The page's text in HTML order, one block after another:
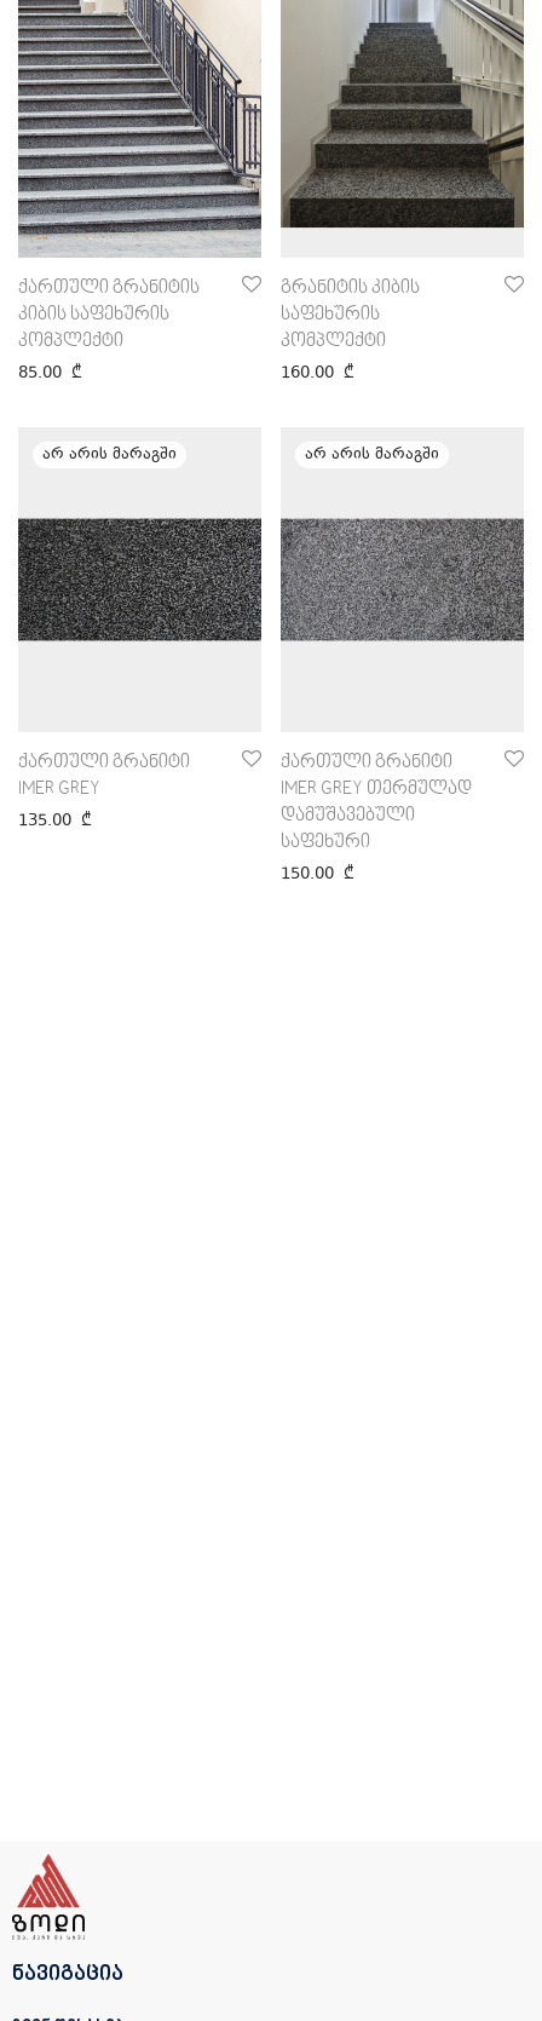
ქართული გრანიტის
კიბის საფეხურის
კომპლექტი
85.00 ₾
გრანიტის კიბის
საფეხურის
კომპლექტი
160.00 ₾
ქართული გრანიტი
IMER GREY
135.00 ₾
ქართული გრანიტი
IMER GREY თერმულად
დამუშავებული
საფეხური
150.00 ₾
ნავიგაცია